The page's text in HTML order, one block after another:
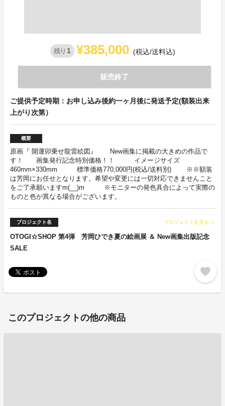
残り 1 ¥385,000 (税込/送料込)
販売終了
ご提供予定時期：お申し込み後約一ヶ月後に発送予定(額装出来
上がり次第）
概要
原画『 開運卯乗せ龍雷絵図』 New画集に掲載の大きめの作品で
す！ 画集発行記念特別価格！！ イメージサイズ
460mm×330mm 標準価格770,000円(税込/送料別) ※※額装
は芳岡にお任せとなります。希望や変更には一切対応できませんこと
をご了承願いますm(__)m ※モニターの発色具合によって実際の
ものと色が異なる場合がございます。
プロジェクト名 プロジェクトを見る arrow_forward
OTOGI☆SHOP 第4弾 芳岡ひでき夏の絵画展 ＆ New画集出版記念
SALE
favorite
このプロジェクトの他の商品